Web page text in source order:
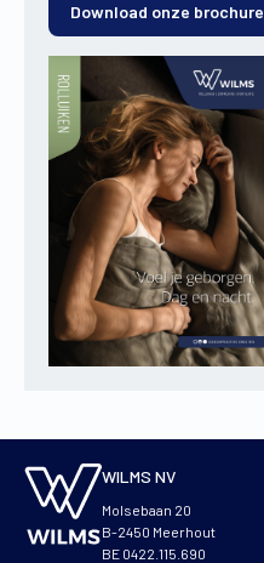
Download onze brochure
WILMS NV
Molsebaan 20
B-2450 Meerhout
BE 0422.115.690